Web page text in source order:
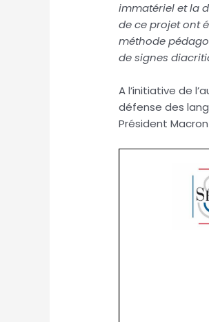
immatériel et la
de ce projet ont
méthode
de signes
A l’initiative de
défense des
Président